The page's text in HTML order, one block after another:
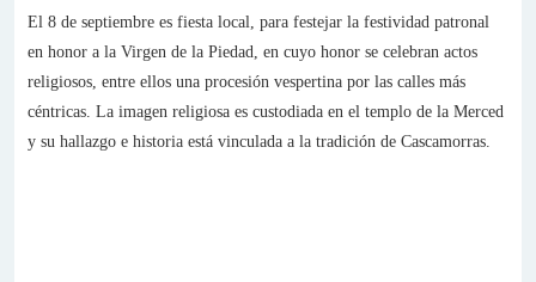
El 8 de septiembre es fiesta local, para festejar la festividad patronal
en honor a la Virgen de la Piedad, en cuyo honor se celebran actos
religiosos, entre ellos una procesión vespertina por las calles más
céntricas. La imagen religiosa es custodiada en el templo de la Merced
y su hallazgo e historia está vinculada a la tradición de Cascamorras.